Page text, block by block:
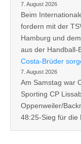
7. August 2026
Beim
fordern mit der
Hamburg und
aus der
Costa-Brüder
7. August 2026
Am Samstag war
Sporting CP
Oppenweiler/
48:25-Sieg für